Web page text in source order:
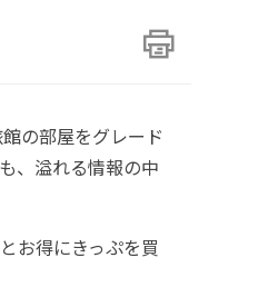
の部屋をグレード
、溢れる情報の中
お得にきっぷを買